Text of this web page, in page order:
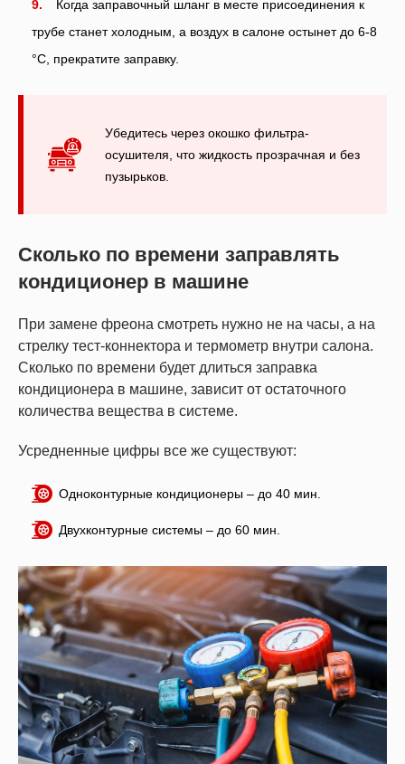
Когда заправочный шланг в месте присоединения к
трубе станет холодным, а воздух в салоне остынет до 6-8
°С, прекратите заправку.
Убедитесь через окошко фильтра-
осушителя, что жидкость прозрачная и без
пузырьков.
Сколько по времени заправлять
кондиционер в машине
При замене фреона смотреть нужно не на часы, а на
стрелку тест-коннектора и термометр внутри салона.
Сколько по времени будет длиться заправка
кондиционера в машине, зависит от остаточного
количества вещества в системе.
Усредненные цифры все же существуют:
Одноконтурные кондиционеры – до 40 мин.
Двухконтурные системы – до 60 мин.